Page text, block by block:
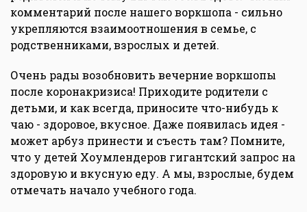
комментарий после нашего воркшопа - сильно
укрепляются взаимоотношения в семье, с
родственниками, взрослых и детей.
Очень рады возобновить вечерние воркшопы
после коронакризиса! Приходите родители с
детьми, и как всегда, приносите что-нибудь к
чаю - здоровое, вкусное. Даже появилась идея -
может арбуз принести и съесть там? Помните,
что у детей Хоумлендеров гигантский запрос на
здоровую и вкусную еду. А мы, взрослые, будем
отмечать начало учебного года.